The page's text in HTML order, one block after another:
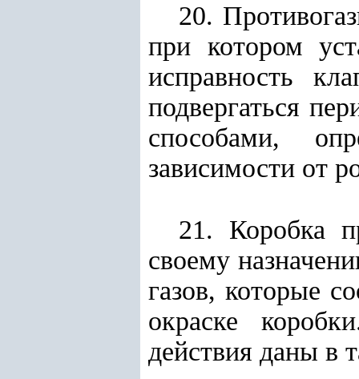
20.
при котором
исправность
подвергаться
способами,
зависимости от
21. Коробка
своему
газов, которые
окраске
действия даны в